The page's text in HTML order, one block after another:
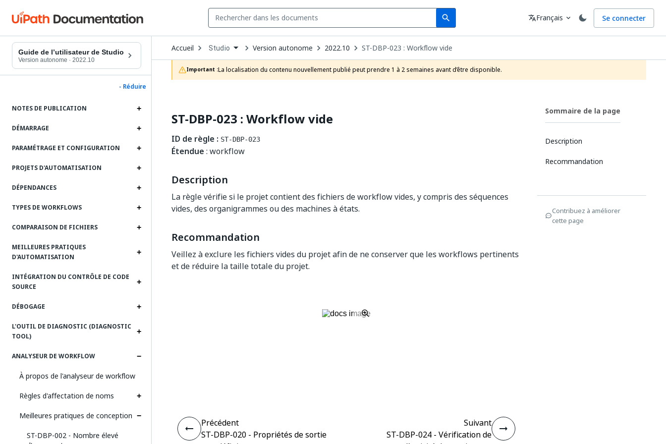
search
Search Langue
translateFrançais expand_more Se connecter
Guide de l’utilisateur de Studio
Version autonome · 2022.10
- Réduire
NOTES DE PUBLICATION
DÉMARRAGE
PARAMÉTRAGE ET CONFIGURATION
PROJETS D'AUTOMATISATION
DÉPENDANCES
TYPES DE WORKFLOWS
COMPARAISON DE FICHIERS
MEILLEURES PRATIQUES
D'AUTOMATISATION
INTÉGRATION DU CONTRÔLE DE CODE
SOURCE
DÉBOGAGE
L'OUTIL DE DIAGNOSTIC (DIAGNOSTIC
TOOL)
ANALYSEUR DE WORKFLOW
À propos de l'analyseur de workflow
Règles d'affectation de noms
Meilleures pratiques de conception
ST-DBP-002 - Nombre élevé
Accueil Open
Dropdown
to
choose
product
Studio Version autonome 2022.10 ST-DBP-023 : Workflow vide
Important :La localisation du contenu nouvellement publié peut prendre 1 à 2 semaines avant d’être disponible.
ST-DBP-023 : Workflow vide
ID de règle : ST-DBP-023
Étendue : workflow
Description
La règle vérifie si le projet contient des fichiers de workflow vides, y compris des séquences
vides, des organigrammes ou des machines à états.
Recommandation
Veillez à exclure les fichiers vides du projet afin de ne conserver que les workflows pertinents
et de réduire la taille totale du projet.
Sommaire de la page
Description
Recommandation
Contribuez à améliorer
cette page
Précédent
ST-DBP-020 - Propriétés de sortie
Suivant
ST-DBP-024 - Vérification de